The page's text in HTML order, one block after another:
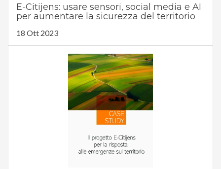
E-Citijens: usare sensori, social media e AI
per aumentare la sicurezza del territorio
18 Ott 2023